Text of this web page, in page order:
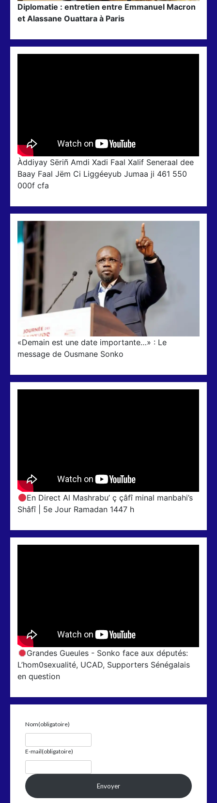
Diplomatie : entretien entre Emmanuel Macron
et Alassane Ouattara à Paris
Àddiyay Sëriñ Amdi Xadi Faal Xalif Seneraal dee
Baay Faal Jëm Ci Liggéeyub Jumaa ji 461 550
000f cfa
«Demain est une date importante…» : Le
message de Ousmane Sonko
En Direct Al Mashrabu’ ç çâfî minal manbahi’s
Shâfî | 5e Jour Ramadan 1447 h
Grandes Gueules - Sonko face aux députés:
L’hom0sexualité, UCAD, Supporters Sénégalais
en question
Nom(obligatoire)
E-mail(obligatoire)
Envoyer